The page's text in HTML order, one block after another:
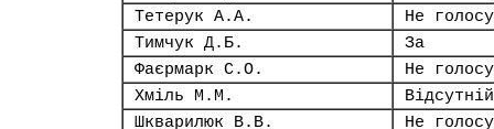
Тетерук А.А.
Не
Тимчук Д.Б.
За
Фаєрмарк С.О.
Не
Хміль М.М.
Відсутній
Шкварилюк В.В.
Не